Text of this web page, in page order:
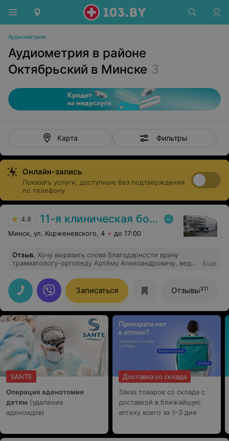
Аудиометрия
Аудиометрия в районе
Октябрьский в Минске 3
Карта Фильтры
Онлайн-запись
Показать услуги, доступные без подтверждения
по телефону
4.8 11-я клиническая больница
Минск, ул. Корженевского, 4 до 17:00
Отзыв. Хочу выразить слова благодарности врачу
травматологу-ортопеду Артёму Александровичу, ведь
качество моей жизни, поправить здоровье. Вы —
хирург по призванию, Ваши золотые руки спасают
многих людей. Желаю Вам благополучия и успехов в
работе. Я всегда буду вспоминать Вас добрыми
словами!
Еще
Записаться Отзывы311
SANTE
Операция аденотомия
детям (удаление
аденоидов)
Доставка со склада
Заказ товаров со склада с
доставкой в ближайшую
аптеку всего за 1–3 дня